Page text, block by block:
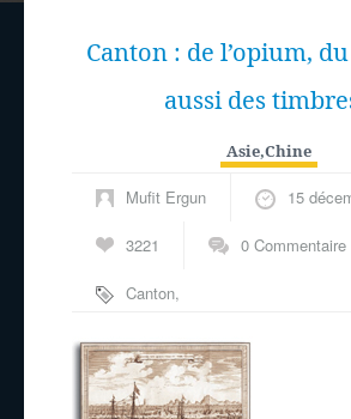
Canton : de l’opium,
aussi des
Asie,Chine
Mufit Ergun 15
3221 0 Commentaire
Canton,
la soie